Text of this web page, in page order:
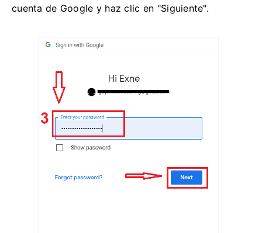
cuenta de Google y haz clic en "Siguiente".